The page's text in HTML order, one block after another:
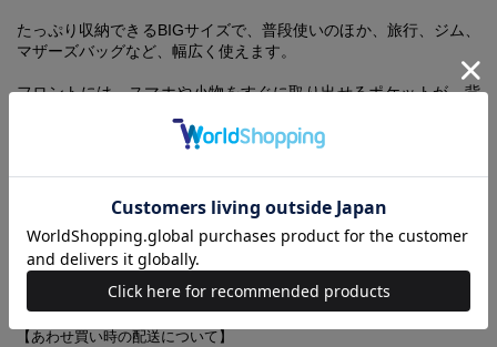
たっぷり収納できるBIGサイズで、普段使いのほか、旅行、ジム、
マザーズバッグなど、幅広く使えます。
フロントには、スマホや小物をすぐに取り出せるポケットが。背
リトルミイとニョロニョロ柄の便利でおしゃれなボストンバッグ
を、さまざまなシーンで活用してください♪
(C)Moomin Characters™
【あわせ買い時の配送について】